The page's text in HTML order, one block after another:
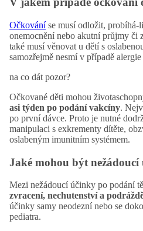
Očkováníse musí odložit, probíhá-
onemocnění nebo akutní průjmy či
také musí věnovat u dětí s
samozřejmě nesmí v případě
na co dát pozor?
Očkované děti mohou
asi týden po podání vakcíny.
po první dávce. Proto je nutné
manipulaci s exkrementy dítěte,
oslabeným imunitním systémem.
Jaké mohou být
Mezi nežádoucí účinky po podání
zvracení, nechutenství a
účinky samy neodezní nebo se
pediatra.